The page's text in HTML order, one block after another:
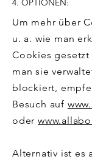
4. OPTIONEN:
Um mehr über
u. a. wie man
Cookies
man sie
blockiert,
Besuch auf
oder
Alternativ ist es